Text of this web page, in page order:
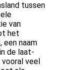
tussen
van
het
een naam
de laat-
veel